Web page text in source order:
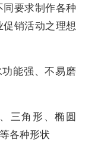
要求制作各种
销活动之理想
能强、不易磨
三角形、椭圆
各种形状